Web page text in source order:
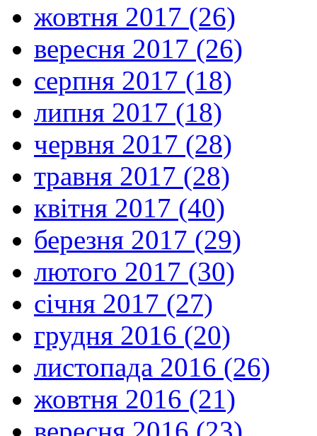
жовтня 2017 (26)
вересня 2017 (26)
серпня 2017 (18)
липня 2017 (18)
червня 2017 (28)
травня 2017 (28)
квітня 2017 (40)
березня 2017 (29)
лютого 2017 (30)
січня 2017 (27)
грудня 2016 (20)
листопада 2016 (26)
жовтня 2016 (21)